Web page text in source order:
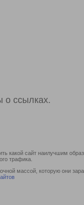
о ссылках.
какой сайт наилучшим
трафика.
массой, которую они